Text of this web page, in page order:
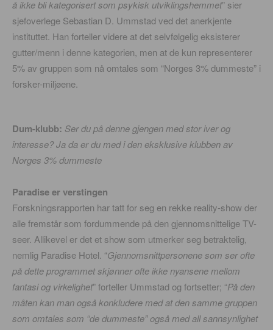
å ikke bli kategorisert som psykisk utviklingshemmet” sier
sjefoverlege Sebastian D. Ummstad ved det anerkjente
instituttet. Han forteller videre at det selvfølgelig eksisterer
gutter/menn i denne kategorien, men at de kun representerer
5% av gruppen som nå omtales som “Norges 3% dummeste” i
forsker-miljøene.
Dum-klubb: Ser du på denne gjengen med stor iver og
interesse? Ja da er du med i den eksklusive klubben av
Norges 3% dummeste
Paradise er verstingen
Forskningsrapporten har tatt for seg en rekke reality-show der
alle fremstår som fordummende på den gjennomsnittelige TV-
seer. Allikevel er det et show som utmerker seg betraktelig,
nemlig Paradise Hotel. “Gjennomsnittpersonene som ser ofte
på dette programmet skjønner ofte ikke nyansene mellom
fantasi og virkelighet” forteller Ummstad og fortsetter; “På den
måten kan man også konkludere med at den samme gruppen
som omtales som “de dummeste” også med all sannsynlighet